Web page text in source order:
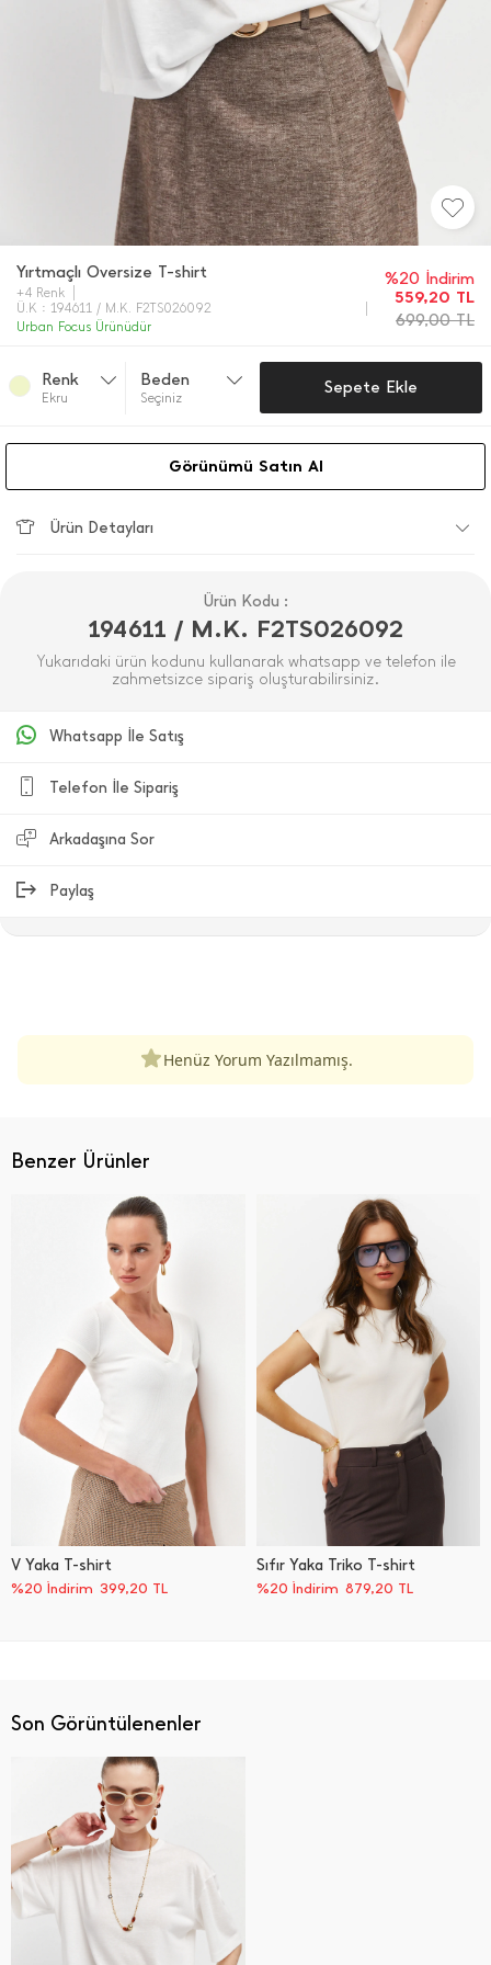
Yırtmaçlı Oversize T-shirt
+4 Renk
Ü.K : 194611 / M.K. F2TS026092
Urban Focus Ürünüdür
%20 İndirim
559,20 TL
699,00TL
Renk
Ekru
Beden
Seçiniz
Sepete Ekle
Görünümü Satın Al
Ürün Detayları
Ürün Kodu :
194611 / M.K. F2TS026092
Yukarıdaki ürün kodunu kullanarak whatsapp ve telefon ile
zahmetsizce sipariş oluşturabilirsiniz.
Whatsapp İle Satış
Telefon İle Sipariş
Arkadaşına Sor
Paylaş
Henüz Yorum Yazılmamış.
Benzer Ürünler
V Yaka T-shirt
%20 İndirim 399,20 TL
Sıfır Yaka Triko T-shirt
%20 İndirim 879,20 TL
Son Görüntülenenler